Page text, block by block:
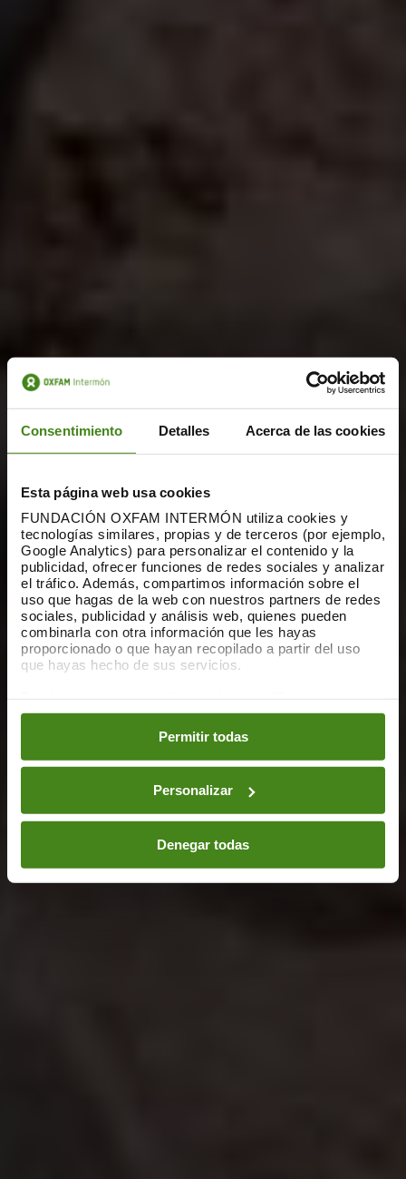
Consentimiento Detalles Acerca de las cookies
Esta página web usa cookies
FUNDACIÓN OXFAM INTERMÓN utiliza cookies y
tecnologías similares, propias y de terceros (por ejemplo,
Google Analytics) para personalizar el contenido y la
publicidad, ofrecer funciones de redes sociales y analizar
el tráfico. Además, compartimos información sobre el
uso que hagas de la web con nuestros partners de redes
sociales, publicidad y análisis web, quienes pueden
combinarla con otra información que les hayas
proporcionado o que hayan recopilado a partir del uso
que hayas hecho de sus servicios.
preferencias accediendo a nuestraPolítica de Cookieso
en los botones facilitados a continuación:
Permitir todas
Personalizar
Denegar todas